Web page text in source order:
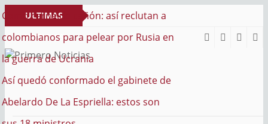
ULTIMAS
NOTICIAS
así reclutan a
por Rusia en
el gabinete de
estos son
PRIMERO NOTICIAS
El mejor portal web de noticias de Barranquilla